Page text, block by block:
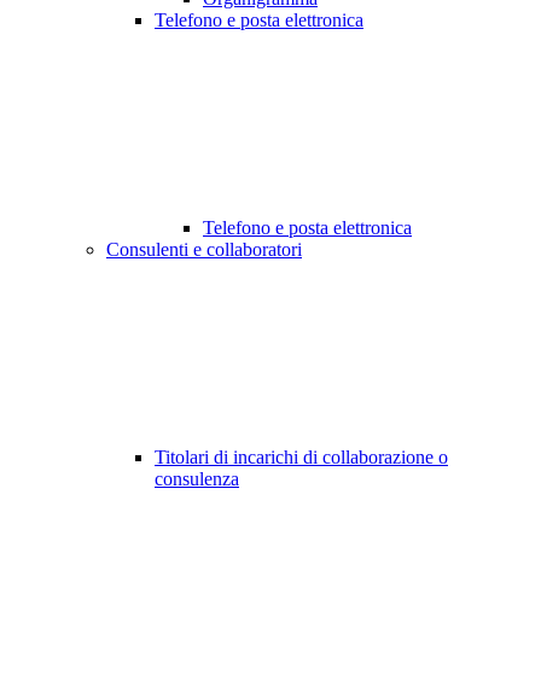
Telefono e posta elettronica
Telefono e posta elettronica
Consulenti e collaboratori
Titolari di incarichi di collaborazione o
consulenza